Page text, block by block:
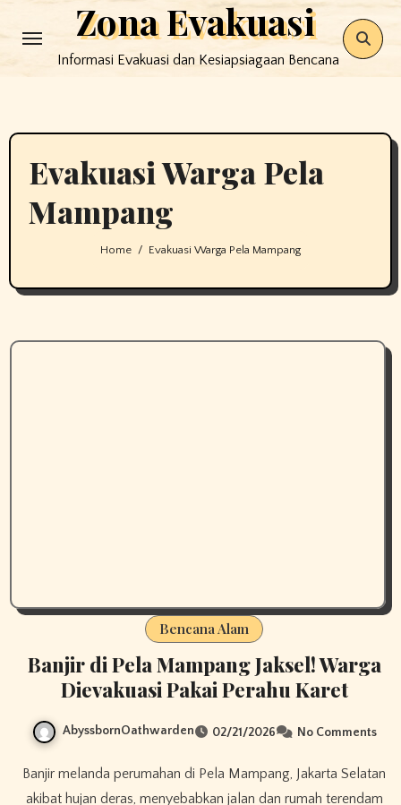
to
Zona Evakuasi
Informasi Evakuasi dan Kesiapsiagaan Bencana
Evakuasi Warga Pela
Mampang
Home Evakuasi Warga Pela Mampang
Bencana Alam
Banjir di Pela Mampang Jaksel! Warga
Dievakuasi Pakai Perahu Karet
AbyssbornOathwarden 02/21/2026 No Comments
Banjir melanda perumahan di Pela Mampang, Jakarta Selatan
akibat hujan deras, menyebabkan jalan dan rumah terendam